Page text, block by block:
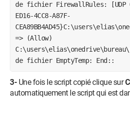
de fichier FirewallRules: [UDP
ED16-4CC8-A87F-
=> (Allow)
de fichier EmptyTemp: End::
3-Une fois le script copié clique sur
automatiquement le script qui est